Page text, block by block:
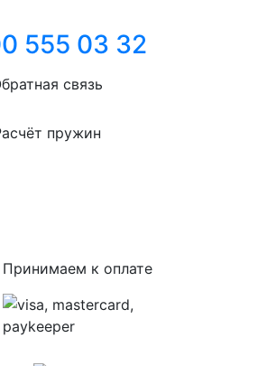
555 03 32
связь
пружин
Принимаем к оплате